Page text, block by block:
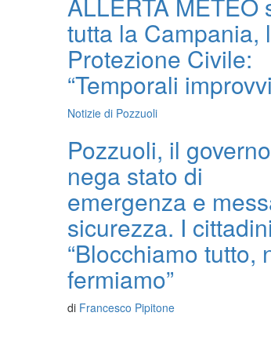
tutta la Campania,
Protezione Civile:
“Temporali
Notizie di Pozzuoli
Pozzuoli, il governo
nega stato di
emergenza e
sicurezza. I
“Blocchiamo tutto,
fermiamo”
di Francesco Pipitone